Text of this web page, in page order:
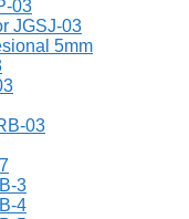
03
JGSJ-03
5mm
03
3
4